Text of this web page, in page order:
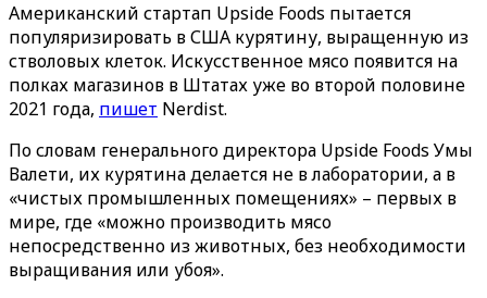
Американский стартап Upside Foods пытается
популяризировать в США курятину, выращенную из
стволовых клеток. Искусственное мясо появится на
полках магазинов в Штатах уже во второй половине
2021 года, пишет Nerdist.
По словам генерального директора Upside Foods Умы
Валети, их курятина делается не в лаборатории, а в
«чистых промышленных помещениях» – первых в
мире, где «можно производить мясо
непосредственно из животных, без необходимости
выращивания или убоя».